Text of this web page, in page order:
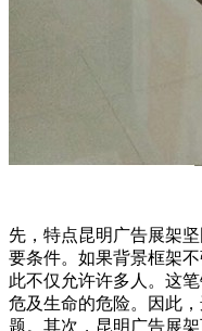
先，特点昆明广告展架
要条件。如果背景框架
此不仅允许许多人。这
危及生命的危险。因此
题。其次，昆明广告展